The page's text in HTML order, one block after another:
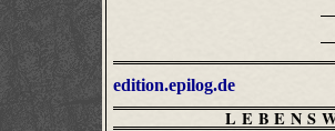
edition.epilog.de